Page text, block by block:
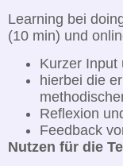
Learning bei
(10 min) und
Kurzer Input
hierbei die
Reflexion
Feedback
Nutzen für die